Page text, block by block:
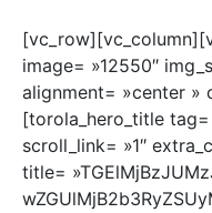
image= »12550″
alignment= »center »
[torola_hero_title
scroll_link= »1″
title=